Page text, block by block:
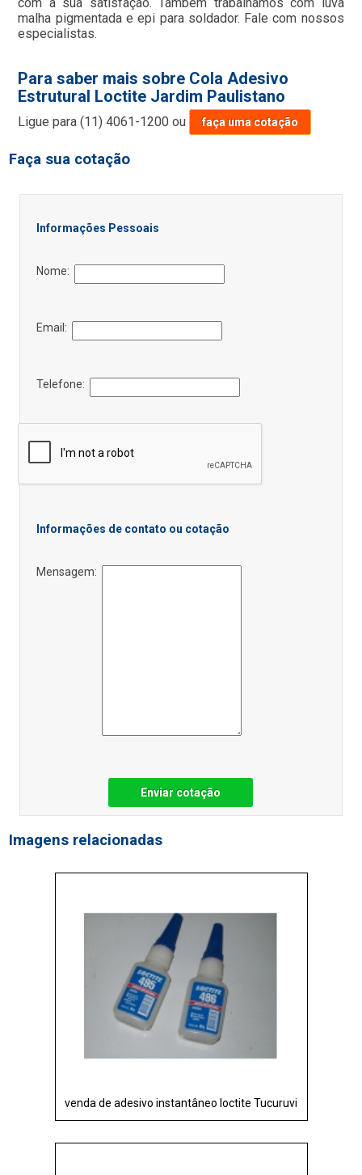
malha pigmentada e epi para soldador. Fale com nossos
especialistas.
Para saber mais sobre Cola Adesivo
Estrutural Loctite Jardim Paulistano
Ligue para(11) 4061-1200 ou faça uma cotação
Faça sua cotação
Informações Pessoais
Nome:
Email:
Telefone:
Informações de contato ou cotação
Mensagem:
Enviar cotação
Imagens relacionadas
venda de adesivo instantâneo loctite Tucuruvi